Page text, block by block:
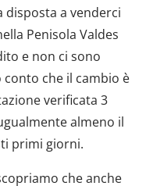
disposta a venderci
Penisola Valdes
e non ci sono
che il cambio è
verificata 3
almeno il
primi giorni.
che anche